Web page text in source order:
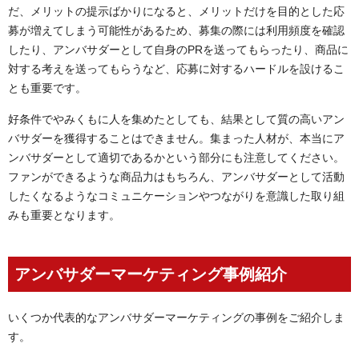
だ、メリットの提示ばかりになると、メリットだけを目的とした応
募が増えてしまう可能性があるため、募集の際には利用頻度を確認
したり、アンバサダーとして自身のPRを送ってもらったり、商品に
対する考えを送ってもらうなど、応募に対するハードルを設けるこ
とも重要です。
好条件でやみくもに人を集めたとしても、結果として質の高いアン
バサダーを獲得することはできません。集まった人材が、本当にア
ンバサダーとして適切であるかという部分にも注意してください。
ファンができるような商品力はもちろん、アンバサダーとして活動
したくなるようなコミュニケーションやつながりを意識した取り組
みも重要となります。
アンバサダーマーケティング事例紹介
いくつか代表的なアンバサダーマーケティングの事例をご紹介しま
す。